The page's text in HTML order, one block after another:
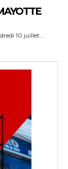
10 juillet...